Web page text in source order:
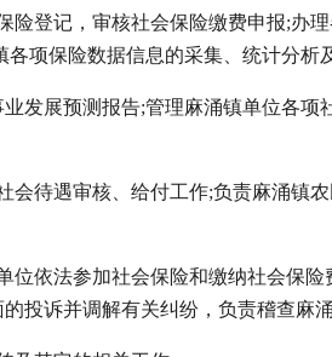
险登记，审核社会保险缴费申报;办
各项保险数据信息的采集、统计分析
发展预测报告;管理麻涌镇单位各
会待遇审核、给付工作;负责麻涌镇
位依法参加社会保险和缴纳社会保
投诉并调解有关纠纷，负责稽查麻